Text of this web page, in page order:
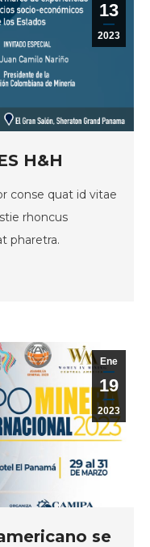
13
2023
H&H
conse quat id vitae
rhoncus
pharetra.
Ene
19
2023
se